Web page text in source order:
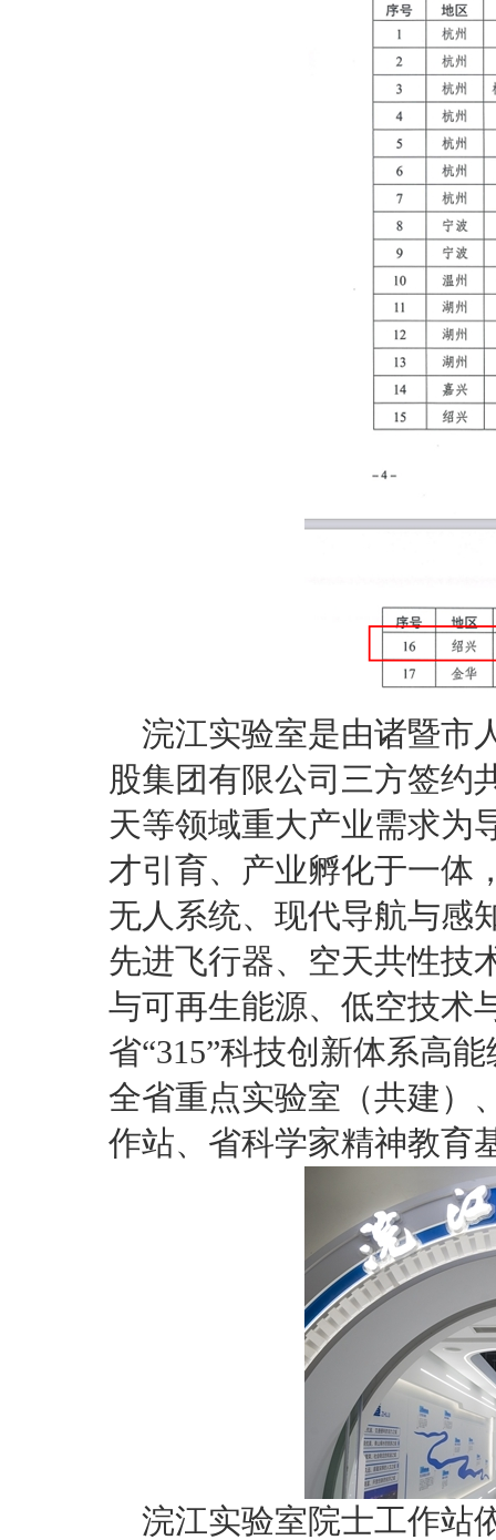
浣江实验室是由诸暨市
股集团有限公司三方签约
天等领域重大产业需求为
才引育、产业孵化于一体
无人系统、现代导航与感
先进飞行器、空天共性技
与可再生能源、低空技术
省“315”科技创新体系高
全省重点实验室（共建）
作站、省科学家精神教育
浣江实验室院士工作站